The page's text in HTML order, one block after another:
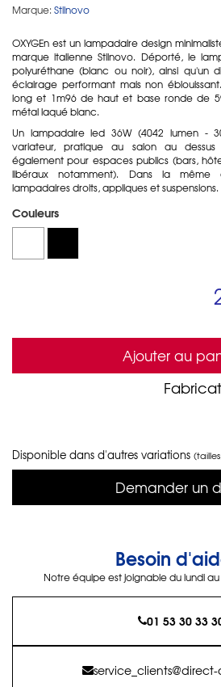
Marque: Stilnovo
OXYGEn est un lampadaire design
marque italienne Stilnovo. Déporté, le
polyuréthane (blanc ou noir), ainsi qu'un
éclairage performant mais non
long et 1m96 de haut et base ronde de
métal laqué blanc.
Un lampadaire led 36W (4042 lumen -
variateur, pratique au salon au
également pour espaces publics (bars,
libéraux notamment). Dans la même
lampadaires droits, appliques et suspensions.
Couleurs
Ajouter au
Disponible dans d'autres variations
Demander un
Besoin
Notre équipe est joignable du lundi
01 53 30 33